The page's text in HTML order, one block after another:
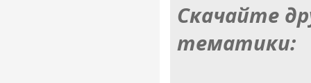
Скачайте
тематики: